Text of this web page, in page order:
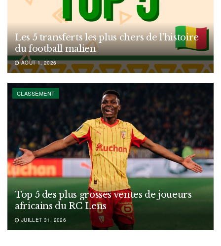
Les 5 transferts les plus chers de l’histoire
du football malien
AOÛT 1, 2026
CLASSEMENT
Top 5 des plus grosses ventes de joueurs
africains du RC Lens
JUILLET 31, 2026